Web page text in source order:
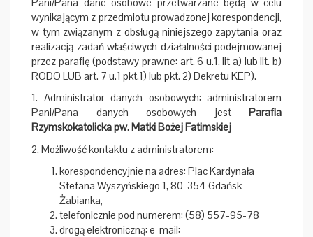
wynikającym z przedmiotu prowadzonej korespondencji,
w tym związanym z obsługą niniejszego zapytania oraz
realizacją zadań właściwych działalności podejmowanej
przez parafię (podstawy prawne: art. 6 u.1. lit a) lub lit. b)
RODO LUB art. 7 u.1 pkt.1) lub pkt. 2) Dekretu KEP).
1. Administrator danych osobowych: administratorem
Pani/Pana danych osobowych jest Parafia
Rzymskokatolicka pw. Matki Bożej Fatimskiej
2. Możliwość kontaktu z administratorem:
korespondencyjnie na adres: Plac Kardynała
Stefana Wyszyńskiego 1, 80-354 Gdańsk-
Żabianka,
telefonicznie pod numerem: (58) 557-95-78
drogą elektroniczną: e-mail: